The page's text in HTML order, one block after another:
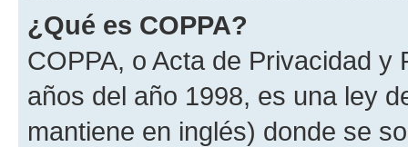
¿Qué es COPPA?
COPPA, o Acta de Privacidad
años del año 1998, es una ley
mantiene en inglés) donde se